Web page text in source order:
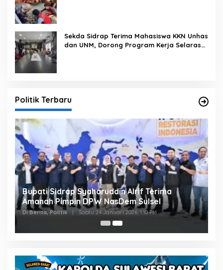
Sekda Sidrap Terima Mahasiswa KKN Unhas
dan UNM, Dorong Program Kerja Selaras
Politik Terbaru
Bupati Sidrap Syaharuddin Alrif Terima
Amanah Pimpin DPW NasDem Sulsel
Di Berita, Politik | Sabtu 24 Januari 2026, 1:10 PM